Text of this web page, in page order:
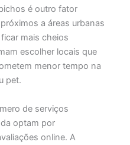
é outro fator
a áreas urbanas
mais cheios
escolher locais que
menor tempo na
pet.
de serviços
optam por
online. A